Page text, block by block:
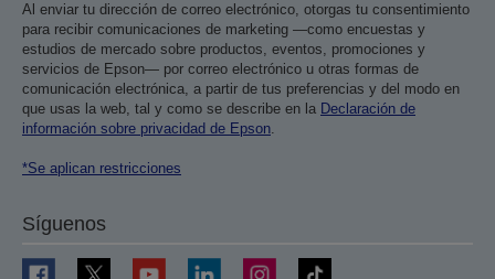
Al enviar tu dirección de correo electrónico, otorgas tu consentimiento
para recibir comunicaciones de marketing —como encuestas y
estudios de mercado sobre productos, eventos, promociones y
servicios de Epson— por correo electrónico u otras formas de
comunicación electrónica, a partir de tus preferencias y del modo en
que usas la web, tal y como se describe en la Declaración de
información sobre privacidad de Epson.
*Se aplican restricciones
Síguenos